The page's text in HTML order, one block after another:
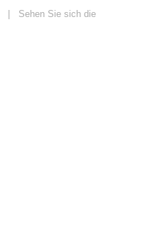
| Sehen Sie sich die